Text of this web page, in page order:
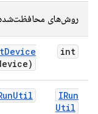
روش‌های
int
Device
IRun
Util
Util